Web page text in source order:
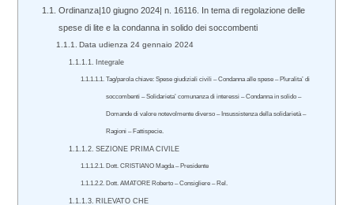
Ordinanza|10 giugno 2024| n. 16116. In tema di regolazione delle
spese di lite e la condanna in solido dei soccombenti
Data udienza 24 gennaio 2024
Integrale
Tag/parola chiave: Spese giudiziali civili – Condanna alle spese – Pluralita’ di
soccombenti – Solidarieta’ comunanza di interessi – Condanna in solido –
Domande di valore notevolmente diverso – Insussistenza della solidarietà –
Ragioni – Fattispecie.
SEZIONE PRIMA CIVILE
Dott. CRISTIANO Magda – Presidente
Dott. AMATORE Roberto – Consigliere – Rel.
RILEVATO CHE